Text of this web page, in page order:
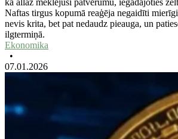
Naftas tirgus kopumā reaģēja negaidīti
nevis krita, bet pat nedaudz pieauga, un
ilgtermiņā.
Ekonomika
•
07.01.2026